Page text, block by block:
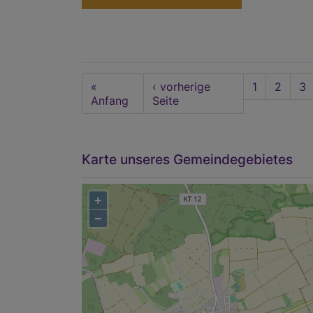
Seitennummerierung
First
page
«
Anfang
Vorherige
Seite
‹ vorherige
Seite
Seite
1 Seite
2 3
Karte unseres Gemeindegebietes
+
−